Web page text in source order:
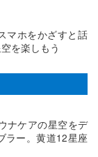
マホをかざすと話
を楽しもう
ナケアの星空をデ
ラー。黄道12星座